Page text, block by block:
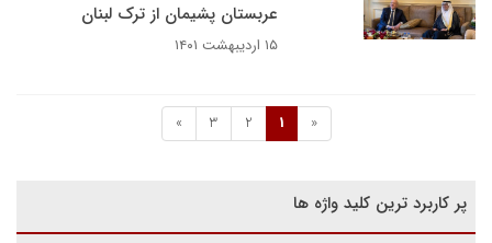
عربستان پشیمان از ترک لبنان
۱۵ اردیبهشت ۱۴۰۱
«
1
2
3
»
پر کاربرد ترین کلید واژه ها